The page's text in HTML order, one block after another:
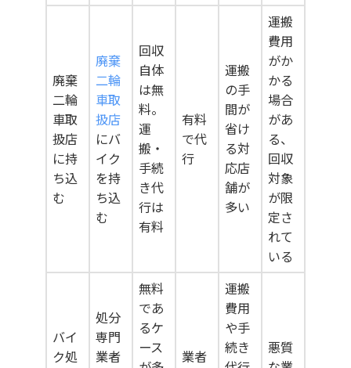
廃棄
二輪
車取
扱店
に持
ち込
む
廃棄
二輪
車取
扱店
にバ
イク
を持
ち込
む
回収
自体
は無
料。
運
搬・
手続
き代
行は
有料
有料
で代
行
運搬
の手
間が
省け
る対
応店
舗が
多い
運搬
費用
がか
かる
場合
があ
る、
回収
対象
が限
定さ
れて
いる
バイ
ク処
処分
専門
業者
無料
であ
るケ
ース
業者
運搬
費用
や手
続き
悪質